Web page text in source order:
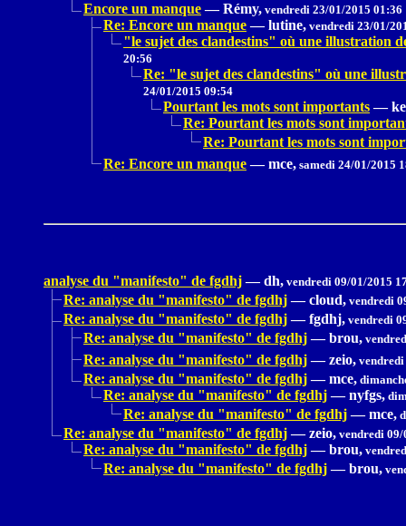
Encore un manque — Rémy, vendredi 23/01/2015 01:36
Re: Encore un manque — lutine, vendredi 23/01/
"le sujet des clandestins" où une illustration
20:56
Re: "le sujet des clandestins" où une
24/01/2015 09:54
Pourtant les mots sont importants —
Re: Pourtant les mots sont
Re: Pourtant les mots sont
Re: Encore un manque — mce, samedi 24/01/2015
analyse du "manifesto" de fgdhj — dh, vendredi 09/01/2015
Re: analyse du "manifesto" de fgdhj — cloud, vendredi
Re: analyse du "manifesto" de fgdhj — fgdhj, vendredi
Re: analyse du "manifesto" de fgdhj — brou,
Re: analyse du "manifesto" de fgdhj — zeio,
Re: analyse du "manifesto" de fgdhj — mce,
Re: analyse du "manifesto" de fgdhj — nyfgs,
Re: analyse du "manifesto" de fgdhj — mce,
Re: analyse du "manifesto" de fgdhj — zeio, vendredi
Re: analyse du "manifesto" de fgdhj — brou,
Re: analyse du "manifesto" de fgdhj — brou,